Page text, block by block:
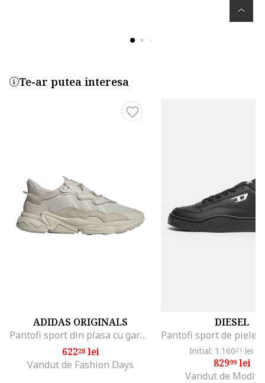
Te-ar putea interesa
ADIDAS ORIGINALS
Pantofi sport din plasa cu garnituri din piele ecologica Ozweego, Maro taupe deschis
62228lei
Vandut de Fashion Days
DIESEL
Initial: 1.16021 lei
82999lei
Vandut de